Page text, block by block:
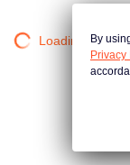
Loading…By
Privacy